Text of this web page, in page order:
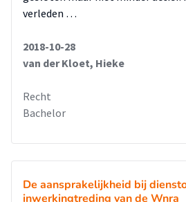
verleden …
2018-10-28
van der Kloet, Hieke
Recht
Bachelor
De aansprakelijkheid bij
inwerkingtreding van de Wnra